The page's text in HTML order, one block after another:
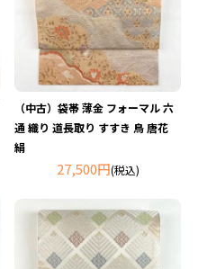
（中古）袋帯 薄金 フォーマル 六
通 織り 道長取り すすき 鳥 唐花
絹
27,500円(税込)